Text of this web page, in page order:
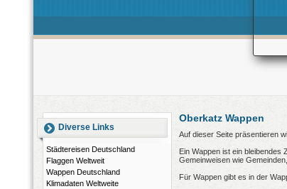
Diverse Links
Städtereisen Deutschland
Flaggen Weltweit
Wappen Deutschland
Klimadaten Weltweite
Oberkatz Wappen
Auf dieser Seite präsentieren
Ein Wappen ist ein
Gemeinweisen wie
Für Wappen gibt es in der